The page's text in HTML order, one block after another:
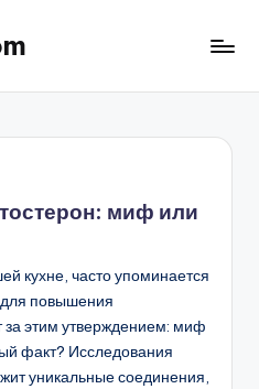
миф или
кухне, часто упоминается
для повышения
за этим утверждением: миф
факт? Исследования
уникальные соединения,